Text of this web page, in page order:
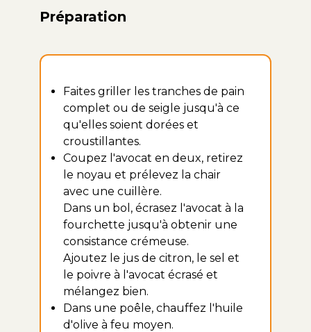
Préparation
Faites griller les tranches de pain
complet ou de seigle jusqu'à ce
qu'elles soient dorées et
croustillantes.
Coupez l'avocat en deux, retirez
le noyau et prélevez la chair
avec une cuillère.
Dans un bol, écrasez l'avocat à la
fourchette jusqu'à obtenir une
consistance crémeuse.
Ajoutez le jus de citron, le sel et
le poivre à l'avocat écrasé et
mélangez bien.
Dans une poêle, chauffez l'huile
d'olive à feu moyen.